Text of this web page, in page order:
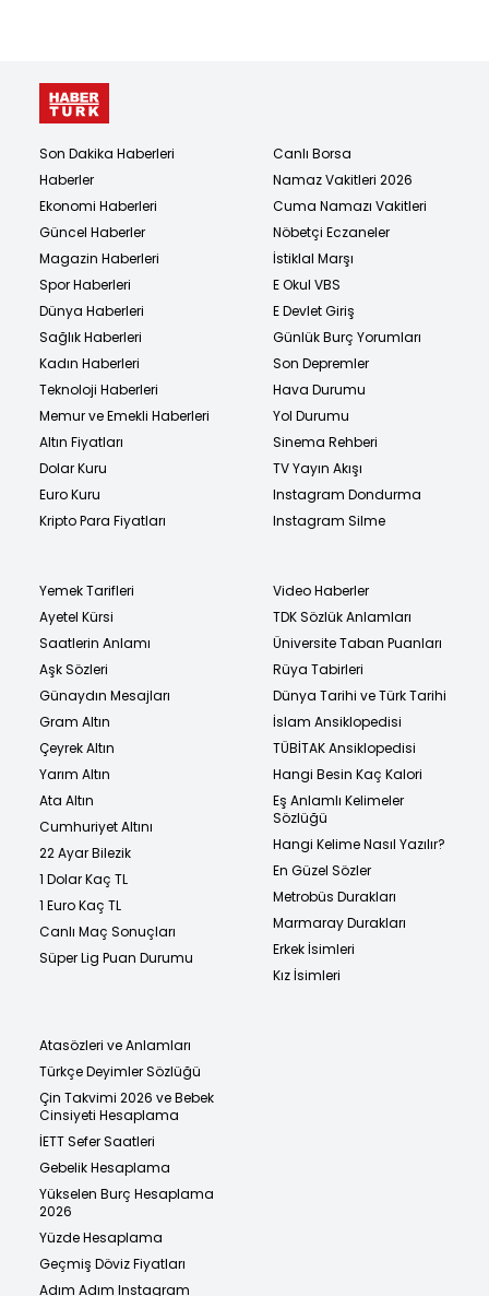
Son Dakika Haberleri
Haberler
Ekonomi Haberleri
Güncel Haberler
Magazin Haberleri
Spor Haberleri
Dünya Haberleri
Sağlık Haberleri
Kadın Haberleri
Teknoloji Haberleri
Memur ve Emekli Haberleri
Altın Fiyatları
Dolar Kuru
Euro Kuru
Kripto Para Fiyatları
Canlı Borsa
Namaz Vakitleri 2026
Cuma Namazı Vakitleri
Nöbetçi Eczaneler
İstiklal Marşı
E Okul VBS
E Devlet Giriş
Günlük Burç Yorumları
Son Depremler
Hava Durumu
Yol Durumu
Sinema Rehberi
TV Yayın Akışı
Instagram Dondurma
Instagram Silme
Yemek Tarifleri
Ayetel Kürsi
Saatlerin Anlamı
Aşk Sözleri
Günaydın Mesajları
Gram Altın
Çeyrek Altın
Yarım Altın
Ata Altın
Cumhuriyet Altını
22 Ayar Bilezik
1 Dolar Kaç TL
1 Euro Kaç TL
Canlı Maç Sonuçları
Süper Lig Puan Durumu
Video Haberler
TDK Sözlük Anlamları
Üniversite Taban Puanları
Rüya Tabirleri
Dünya Tarihi ve Türk Tarihi
İslam Ansiklopedisi
TÜBİTAK Ansiklopedisi
Hangi Besin Kaç Kalori
Eş Anlamlı Kelimeler
Sözlüğü
Hangi Kelime Nasıl Yazılır?
En Güzel Sözler
Metrobüs Durakları
Marmaray Durakları
Erkek İsimleri
Kız İsimleri
Atasözleri ve Anlamları
Türkçe Deyimler Sözlüğü
Çin Takvimi 2026 ve Bebek
Cinsiyeti Hesaplama
İETT Sefer Saatleri
Gebelik Hesaplama
Yükselen Burç Hesaplama
2026
Yüzde Hesaplama
Geçmiş Döviz Fiyatları
Adım Adım Instagram